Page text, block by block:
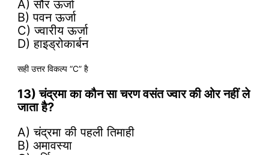
A) सौर ऊर्जा
B) पवन ऊर्जा
C) ज्वारीय ऊर्जा
D) हाइड्रोकार्बन
सही उत्तर विकल्प “C” है
13) चंद्रमा का कौन सा चरण वसंत ज्वार की ओर नहीं ले
जाता है?
A) चंद्रमा की पहली तिमाही
B) अमावस्या